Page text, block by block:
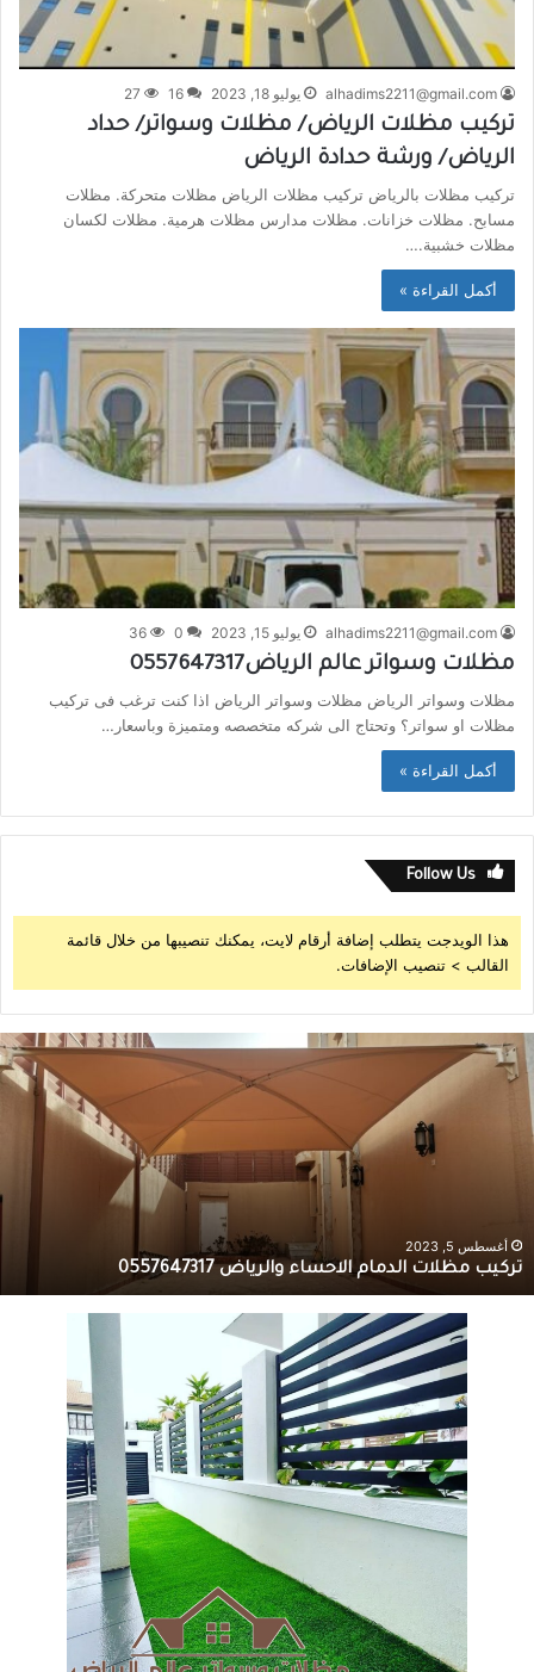
alhadims2211@gmail.com يوليو 18, 2023 16
27
تركيب مظلات الرياض/ مظلات وسواتر/ حداد
الرياض/ ورشة حدادة الرياض
تركيب مظلات بالرياض تركيب مظلات الرياض مظلات متحركة. مظلات
مسابح. مظلات خزانات. مظلات مدارس مظلات هرمية. مظلات لكسان
مظلات خشبية.…
أكمل القراءة »
alhadims2211@gmail.com يوليو 15, 2023 0
36
مظلات وسواتر عالم الرياض0557647317
مظلات وسواتر الرياض مظلات وسواتر الرياض اذا كنت ترغب فى تركيب
مظلات او سواتر؟ وتحتاج الى شركه متخصصه ومتميزة وباسعار…
أكمل القراءة »
Follow Us
هذا الويدجت يتطلب إضافة أرقام لايت، يمكنك تنصيبها من خلال قائمة
القالب > تنصيب الإضافات.
أغسطس 5, 2023
تركيب مظلات الدمام الاحساء والرياض 0557647317